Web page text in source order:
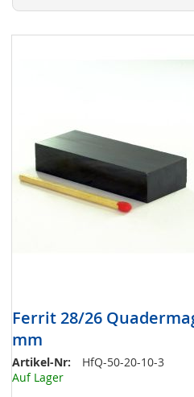
Ferrit 28/26
mm
Artikel-Nr:
HfQ-50-20-10-3
Auf Lager